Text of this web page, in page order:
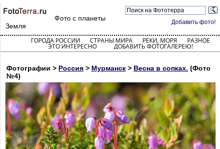
Добавить фото!
Фото с планеты
Земля
ГОРОДА РОССИИ СТРАНЫ МИРА РЕКИ, МОРЯ РАЗНОЕ
ЭТО ИНТЕРЕСНО ДОБАВИТЬ ФОТОГАЛЕРЕЮ!
Фотографии > Россия > Мурманск > Весна в сопках. (Фото
№4)